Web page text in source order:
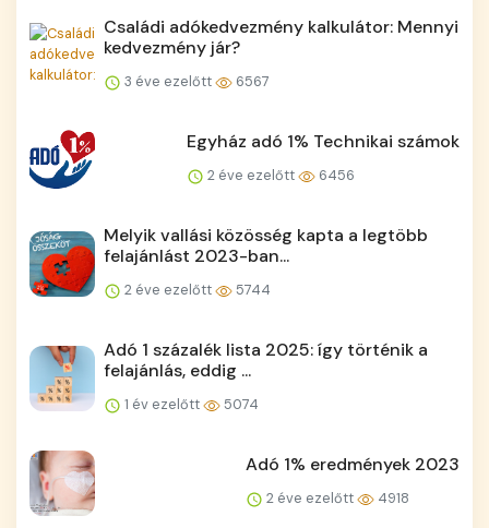
Családi adókedvezmény kalkulátor: Mennyi
kedvezmény jár?
3 éve ezelőtt 6567
Egyház adó 1% Technikai számok
2 éve ezelőtt 6456
Melyik vallási közösség kapta a legtöbb
felajánlást 2023-ban...
2 éve ezelőtt 5744
Adó 1 százalék lista 2025: így történik a
felajánlás, eddig ...
1 év ezelőtt 5074
Adó 1% eredmények 2023
2 éve ezelőtt 4918